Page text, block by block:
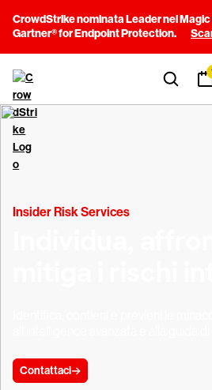
CrowdStrike nominata Leader nel
Gartner® for Endpoint Protection.
Insider Risk Services
Contattaci